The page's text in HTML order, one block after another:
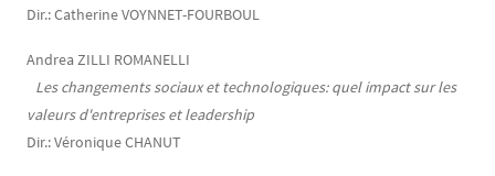
Dir.: Catherine VOYNNET-FOURBOUL
Andrea ZILLI ROMANELLI
Les changements sociaux et technologiques: quel impact sur les
valeurs d'entreprises et leadership
Dir.: Véronique CHANUT